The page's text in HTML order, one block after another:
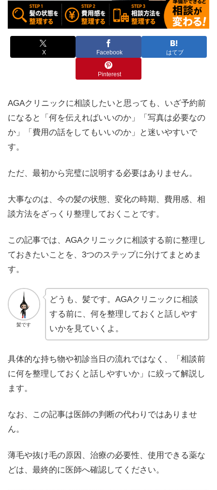
X Facebook はてブ
Pinterest
AGAクリニックに相談したいと思っても、いざ予約前
になると「何を伝えればいいのか」「写真は必要なの
か」「費用の話をしてもいいのか」と迷いやすいで
す。
ただ、最初から完璧に説明する必要はありません。
大事なのは、今の髪の状態、変化の時期、費用感、相
談方法をざっくり整理しておくことです。
この記事では、AGAクリニックに相談する前に整理し
ておきたいことを、3つのステップに分けてまとめま
す。
髪です
どうも、髪です。AGAクリニックに相談
する前に、何を整理しておくと話しやす
いかを見ていくよ。
具体的な持ち物や初診当日の流れではなく、「相談前
に何を整理しておくと話しやすいか」に絞って解説し
ます。
なお、この記事は医師の判断の代わりではありませ
ん。
薄毛や抜け毛の原因、治療の必要性、使用できる薬な
どは、最終的に医師へ確認してください。